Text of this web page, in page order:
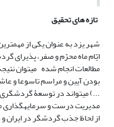
تازه های تحقیق
شهر یزد به‌ عنوان یکی از
ایّام ماه محرّم و صفر، پذیرای
مطالعات انجام شده می­توان
بودن آیین و مراسم تاسوعا و
...) می­تواند در توسعۀ گردشگری
مدیریت درست و سرمایه­گذاری
از لحاظ جذب گردشگر در ایران